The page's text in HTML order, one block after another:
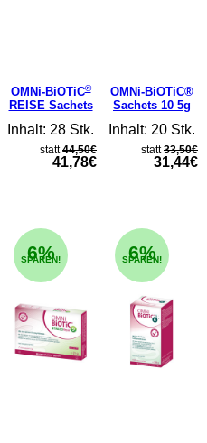
OMNi-BiOTiC®
REISE Sachets
Inhalt: 28 Stk.
statt44,50€
41,78€
OMNi-BiOTiC®
Sachets 10 5g
Inhalt: 20 Stk.
statt33,50€
31,44€
6%
SPAREN! 6%
SPAREN!